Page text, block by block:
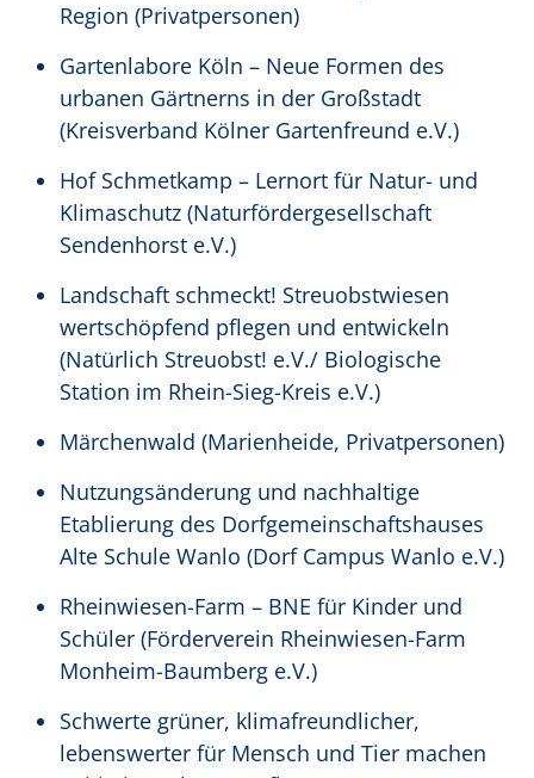
Region (Privatpersonen)
Gartenlabore Köln – Neue Formen des
urbanen Gärtnerns in der Großstadt
(Kreisverband Kölner Gartenfreund e.V.)
Hof Schmetkamp – Lernort für Natur- und
Klimaschutz (Naturfördergesellschaft
Sendenhorst e.V.)
Landschaft schmeckt! Streuobstwiesen
wertschöpfend pflegen und entwickeln
(Natürlich Streuobst! e.V./ Biologische
Station im Rhein-Sieg-Kreis e.V.)
Märchenwald (Marienheide, Privatpersonen)
Nutzungsänderung und nachhaltige
Etablierung des Dorfgemeinschaftshauses
Alte Schule Wanlo (Dorf Campus Wanlo e.V.)
Rheinwiesen-Farm – BNE für Kinder und
Schüler (Förderverein Rheinwiesen-Farm
Monheim-Baumberg e.V.)
Schwerte grüner, klimafreundlicher,
lebenswerter für Mensch und Tier machen